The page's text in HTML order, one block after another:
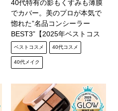
40代特有の影もくすみも薄膜
でカバー。美のプロが本気で
惚れた”名品コンシーラー
BEST3”【2025年ベストコス
メ】
ベストコスメ 40代コスメ
40代メイク